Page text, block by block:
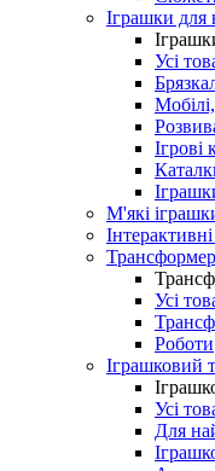
Іграшки
Усі
Ігрові
М'які
Усі
Роботи
Іграшковий
Усі
Для